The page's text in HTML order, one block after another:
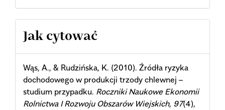
Article
Details
Jak cytować
Wąs, A., & Rudzińska, K. (2010). Źródła ryzyka
dochodowego w produkcji trzody chlewnej –
studium przypadku. Roczniki Naukowe Ekonomii
Rolnictwa I Rozwoju Obszarów Wiejskich, 97(4),